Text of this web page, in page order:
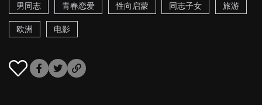
男同志
青春恋爱 性向启蒙 同志子女 旅游
欧洲 电影